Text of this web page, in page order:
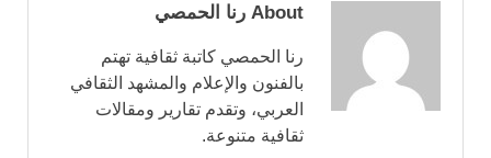
About رنا الحمصي
رنا الحمصي كاتبة ثقافية تهتم
بالفنون والإعلام والمشهد الثقافي
العربي، وتقدم تقارير ومقالات
ثقافية متنوعة.